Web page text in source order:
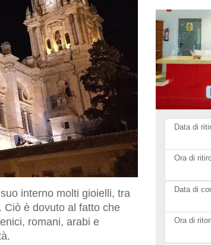
interno molti gioielli, tra
Ciò è dovuto al fatto che
romani, arabi e
Data di
Ora di
Data di
Ora di